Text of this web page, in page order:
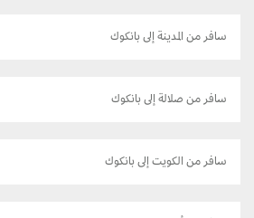
سافر من المدينة إلى بانكوك
سافر من صلالة إلى بانكوك
سافر من الكويت إلى بانكوك